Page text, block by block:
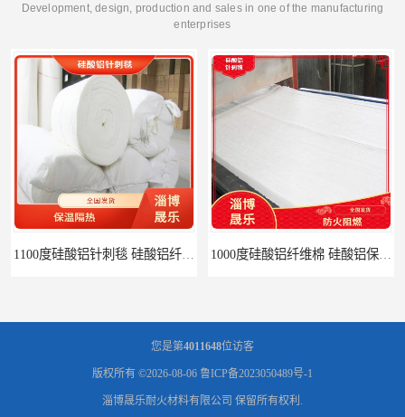
Development, design, production and sales in one of the manufacturing
enterprises
硅酸铝针刺毯 陶瓷纤维毯
您是第4011648位访客
版权所有 ©2026-08-06 鲁ICP备2023050489号-1
淄博晟乐耐火材料有限公司 保留所有权利.